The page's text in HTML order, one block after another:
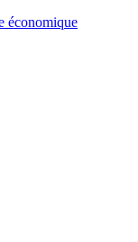
économique